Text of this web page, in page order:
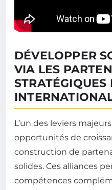
DÉVELOPPER
VIA LES
STRATÉGIQUES
L’un des leviers
opportunités de
construction de
solides. Ces alliances
compétences